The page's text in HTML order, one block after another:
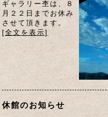
ギャラリー杢は、８
月２２日までお休み
させて頂きます。
[全文を表示]
休館のお知らせ